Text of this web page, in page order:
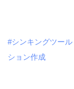
#シンキングツール
ション作成